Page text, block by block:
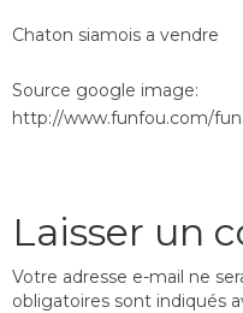
Chaton siamois a vendre
Source google image:
http://www.funfou.com/
Laisser un
Votre adresse e-mail ne
obligatoires sont indiqués